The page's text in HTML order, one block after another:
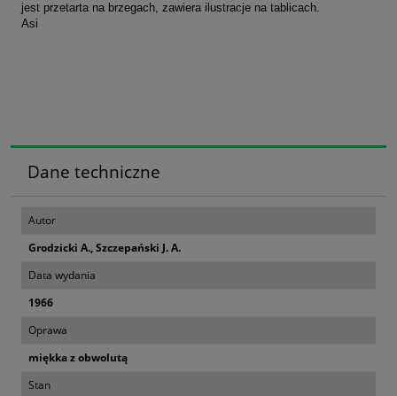
jest przetarta na brzegach, zawiera ilustracje na tablicach.
Asi
Dane techniczne
Autor
Grodzicki A., Szczepański J. A.
Data wydania
1966
Oprawa
miękka z obwolutą
Stan